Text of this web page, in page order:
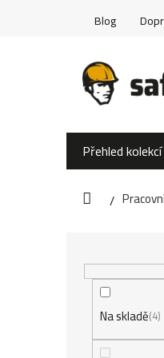
Blog
Přehled kolekcí
Domů
Na skladě 4